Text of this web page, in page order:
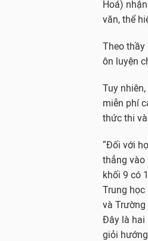
Hoá)
văn, thể
Theo thầy
ôn luyện
Tuy
miễn phí
thức thi
“Đối với
thẳng vào
khối 9 có
Trung
và Trường
Đây là hai
giỏi